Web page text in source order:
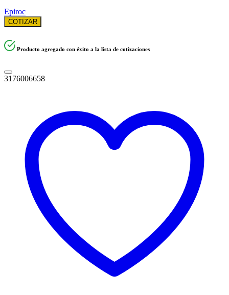
Epiroc
COTIZAR
Producto agregado con éxito a la lista de cotizaciones
3176006658